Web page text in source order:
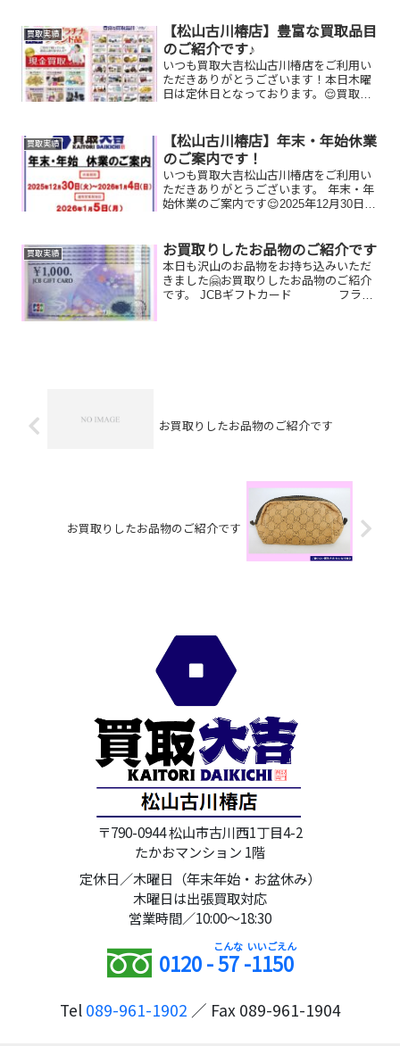
はございませんか？そのお品物ぜひ！買
取大吉松山古川椿店...
買取実績
【松山古川椿店】豊富な買取品目
のご紹介です♪
いつも買取大吉松山古川椿店をご利用い
ただきありがとうございます！本日木曜
日は定休日となっております。😌買取大
ー、時計etc.はもちろん、他店で断られ
たものや、片手でお持ち...
買取実績
【松山古川椿店】年末・年始休業
のご案内です！
いつも買取大吉松山古川椿店をご利用い
ただきありがとうございます。 年末・年
始休業のご案内です😌2025年12月30日
常営業させていただきます。 来...
買取実績 お買取りしたお品物のご紹介です
本日も沢山のお品物をお持ち込みいただ
きました🤗お買取りしたお品物のご紹介
です。 JCBギフトカード フラン
お買取りしたお品物のご紹介です
お買取りしたお品物のご紹介です
〒790-0944 松山市古川西1丁目4-2
たかおマンション 1階
定休日／木曜日（年末年始・お盆休み）
木曜日は出張買取対応
営業時間／10:00～18:30
0120 -57-1150
Tel 089-961-1902 ／ Fax 089-961-1904